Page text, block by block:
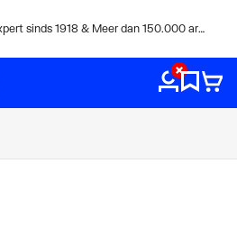
De expert sinds 1918 & Meer dan 150.000 artikelen